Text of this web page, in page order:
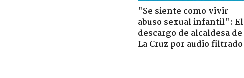
"Se siente como vivir
abuso sexual infantil": El
descargo de alcaldesa de
La Cruz por audio filtrado